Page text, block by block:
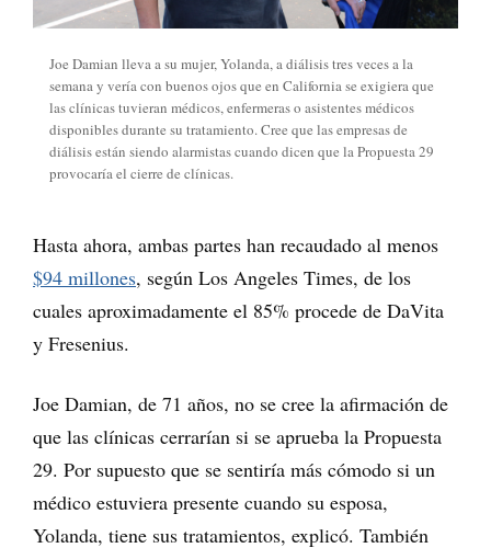
Joe Damian lleva a su mujer, Yolanda, a diálisis tres veces a la
semana y vería con buenos ojos que en California se exigiera que
las clínicas tuvieran médicos, enfermeras o asistentes médicos
disponibles durante su tratamiento. Cree que las empresas de
diálisis están siendo alarmistas cuando dicen que la Propuesta 29
provocaría el cierre de clínicas.
Hasta ahora, ambas partes han recaudado al menos
$94 millones, según Los Angeles Times, de los
cuales aproximadamente el 85% procede de DaVita
y Fresenius.
Joe Damian, de 71 años, no se cree la afirmación de
que las clínicas cerrarían si se aprueba la Propuesta
29. Por supuesto que se sentiría más cómodo si un
médico estuviera presente cuando su esposa,
Yolanda, tiene sus tratamientos, explicó. También